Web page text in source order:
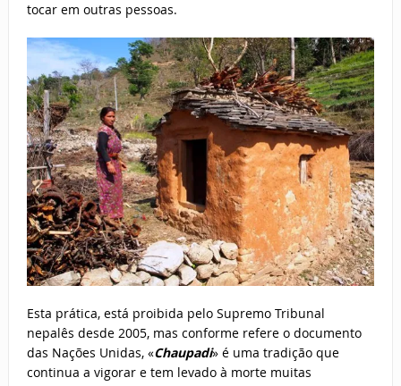
tocar em outras pessoas.
Esta prática, está proibida pelo Supremo Tribunal
nepalês desde 2005, mas conforme refere o documento
das Nações Unidas, «Chaupadi» é uma tradição que
continua a vigorar e tem levado à morte muitas